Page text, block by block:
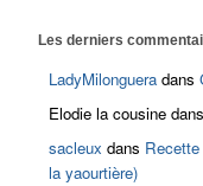
Les derniers
LadyMilonguera dans
Elodie la cousine
sacleux dans
la yaourtière)